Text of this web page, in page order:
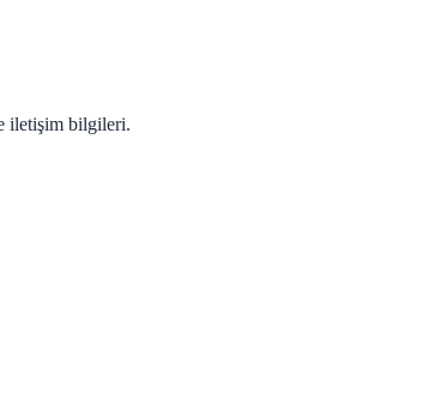
iletişim bilgileri.